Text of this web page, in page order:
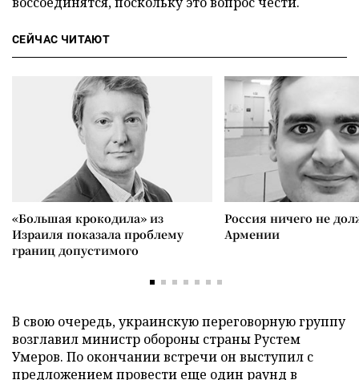
СЕЙЧАС ЧИТАЮТ
«Большая крокодила» из
Израиля показала проблему
границ допустимого
Россия ничего не
Армении
В свою очередь, украинскую переговорную группу
возглавил министр обороны страны Рустем
Умеров. По окончании встречи он выступил с
предложением провести еще один раунд в